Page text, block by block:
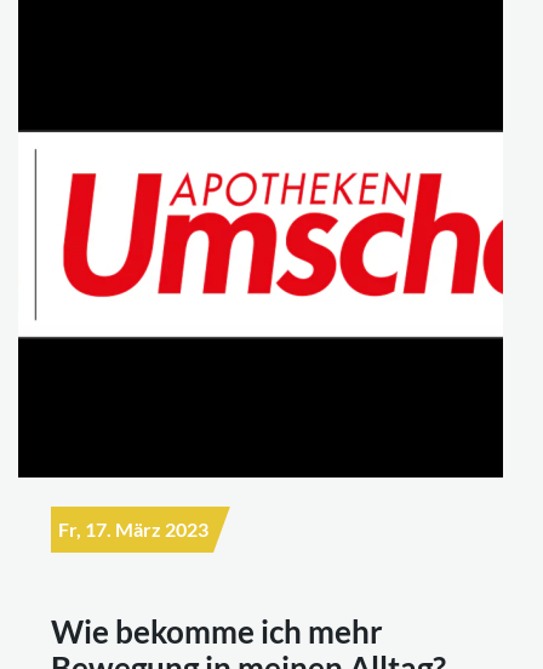
Fr, 17. März 2023
Wie bekomme ich mehr